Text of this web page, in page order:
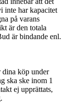
inte har kapacitet
på varans
är den totala
är bindande enl.
dina köp under
ska ske inom 1
ej upprättats,